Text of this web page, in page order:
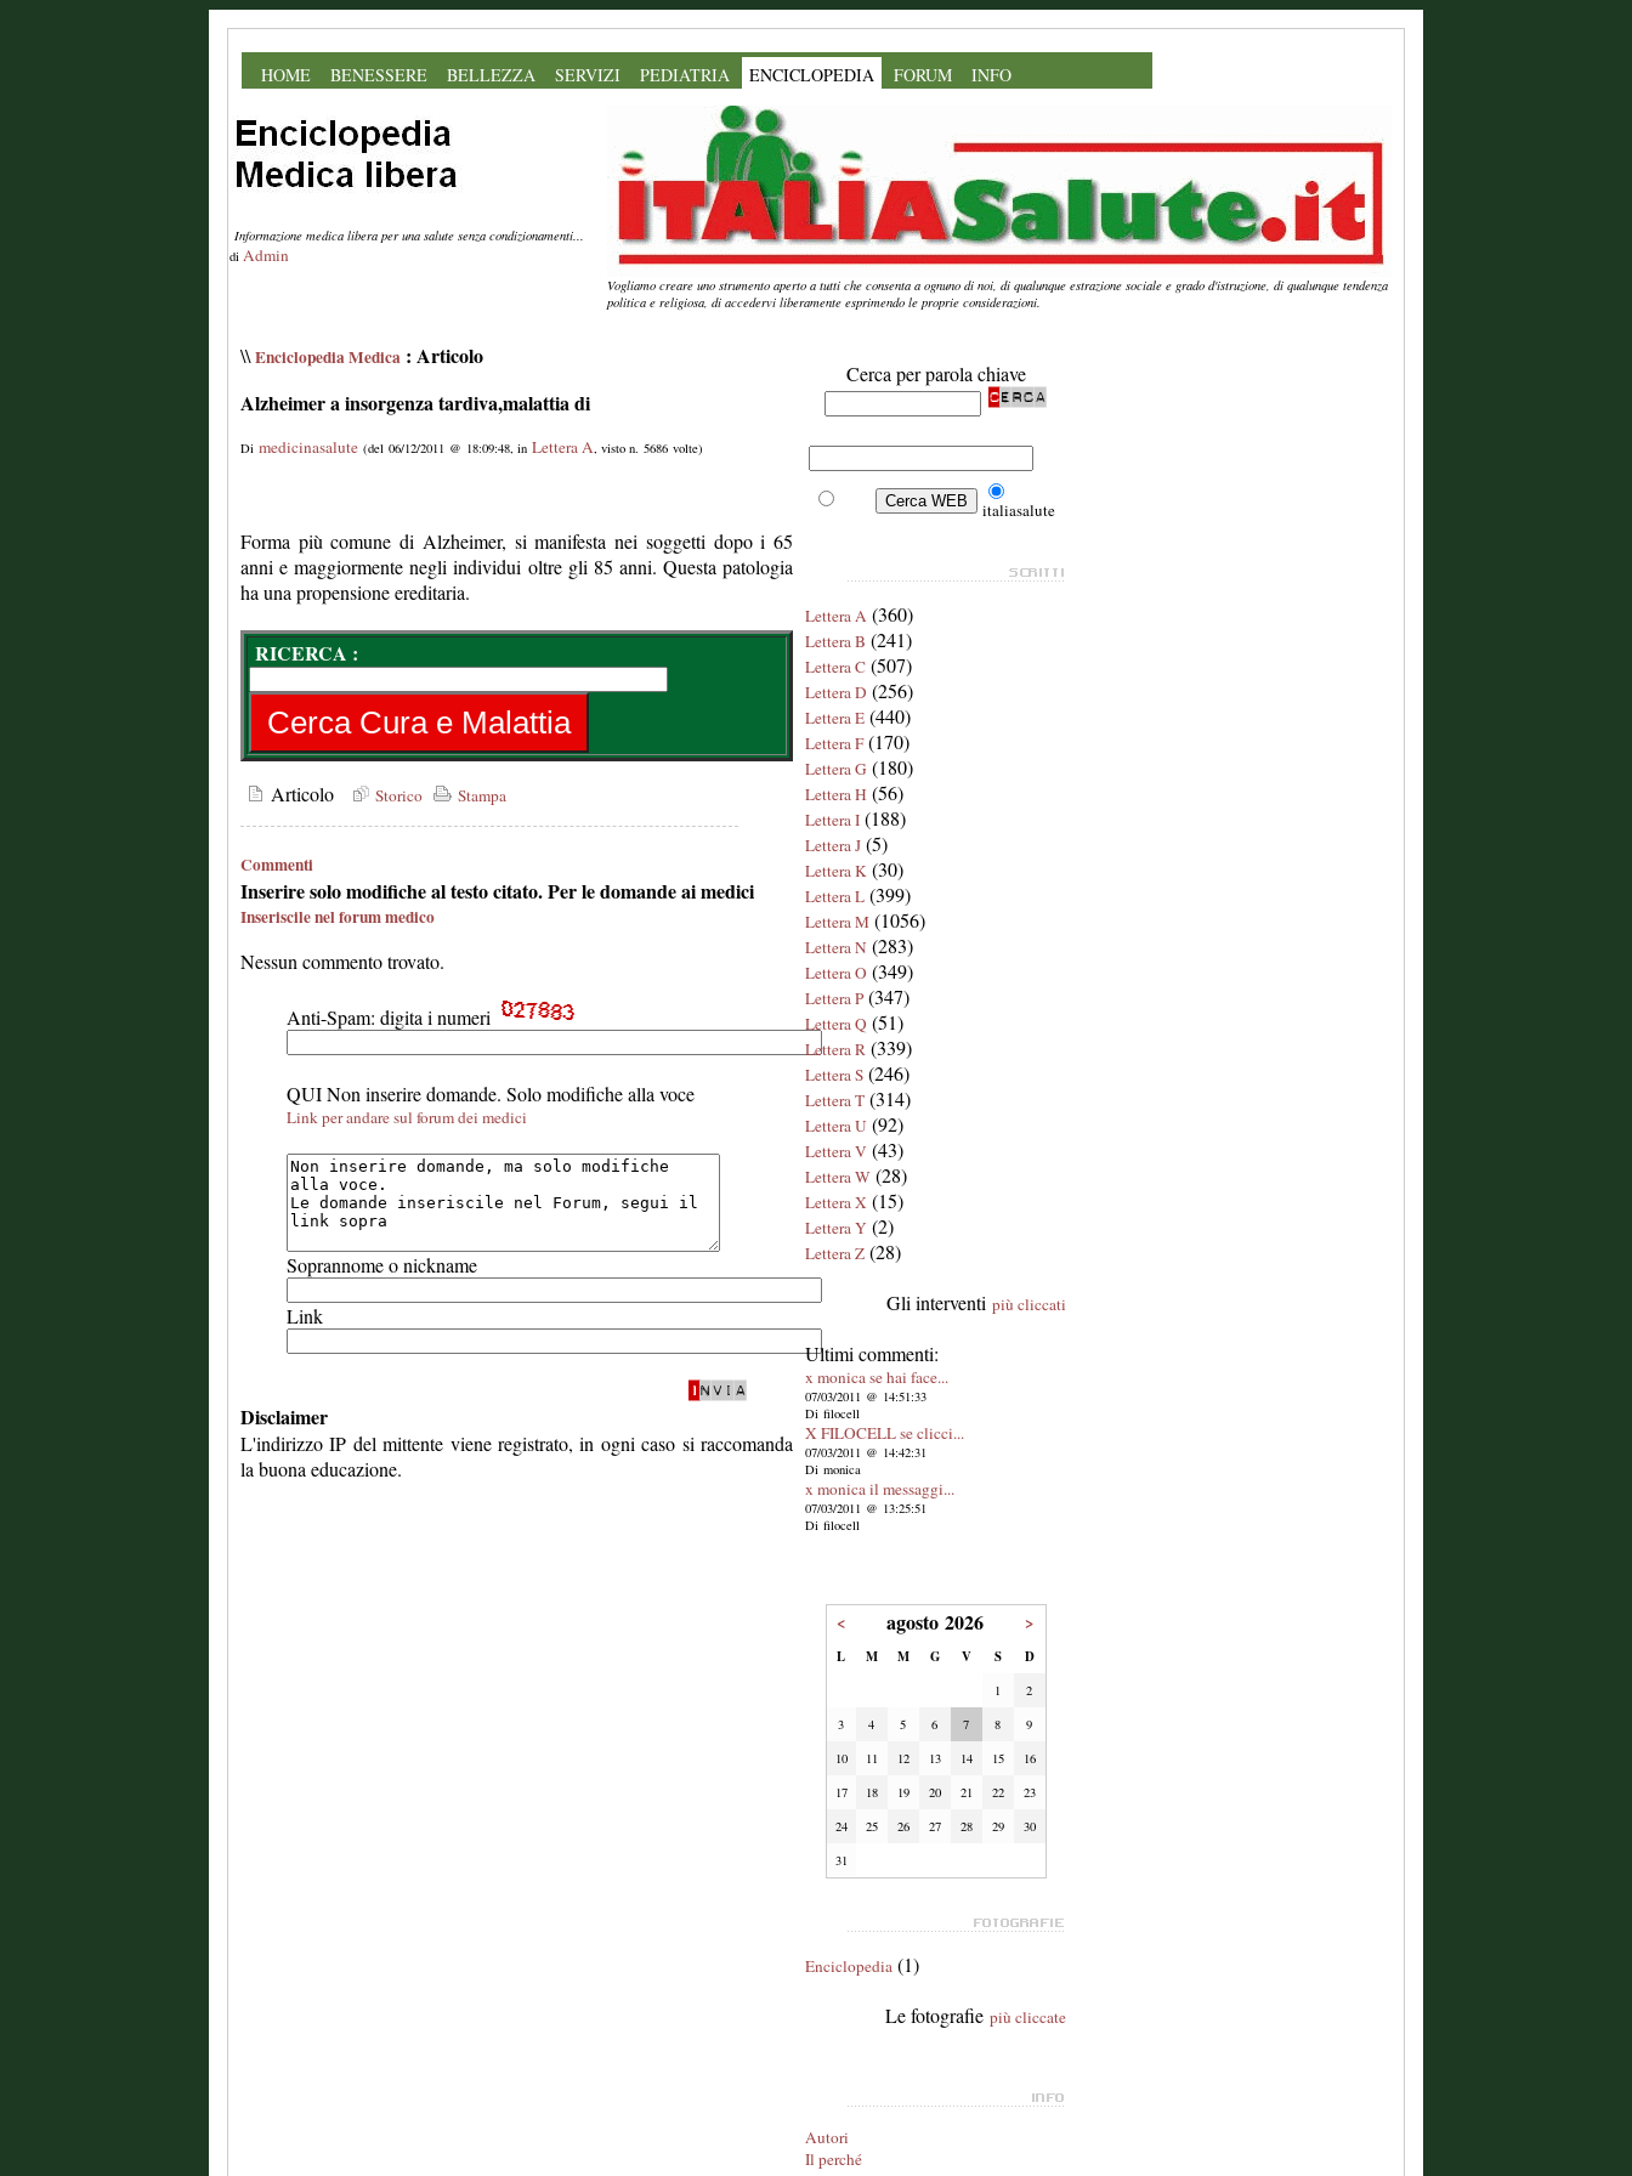
HOME BENESSERE BELLEZZA SERVIZI PEDIATRIA ENCICLOPEDIA FORUM INFO
Informazione medica libera per una salute senza condizionamenti...
di Admin
Vogliamo creare uno strumento aperto a tutti che consenta a ognuno di noi, di qualunque estrazione sociale e grado d'istruzione, di qualunque tendenza
politica e religiosa, di accedervi liberamente esprimendo le proprie considerazioni.
\\Enciclopedia Medica : Articolo
Alzheimer a insorgenza tardiva,malattia di
Di medicinasalute (del 06/12/2011 @ 18:09:48, in Lettera A, visto n. 5686 volte)
Forma più comune di Alzheimer, si manifesta nei soggetti dopo i 65
anni e maggiormente negli individui oltre gli 85 anni. Questa patologia
ha una propensione ereditaria.
RICERCA :
Articolo Storico Stampa
Commenti
Inserire solo modifiche al testo citato. Per le domande ai medici
Inseriscile nel forum medico
Nessun commento trovato.
Anti-Spam: digita i numeri
QUI Non inserire domande. Solo modifiche alla voce
Link per andare sul forum dei medici
Soprannome o nickname
Link
Disclaimer
L'indirizzo IP del mittente viene registrato, in ogni caso si raccomanda
la buona educazione.
Cerca per parola chiave
italiasalute
Lettera A (360)
Lettera B (241)
Lettera C (507)
Lettera D (256)
Lettera E (440)
Lettera F(170)
Lettera G (180)
Lettera H (56)
Lettera I (188)
Lettera J (5)
Lettera K (30)
Lettera L (399)
Lettera M (1056)
Lettera N (283)
Lettera O (349)
Lettera P(347)
Lettera Q (51)
Lettera R (339)
Lettera S (246)
Lettera T (314)
Lettera U (92)
Lettera V (43)
Lettera W (28)
Lettera X (15)
Lettera Y (2)
Lettera Z (28)
Gli interventi più cliccati
Ultimi commenti:
x monica se hai face...
07/03/2011 @ 14:51:33
Di filocell
X FILOCELL se clicci...
07/03/2011 @ 14:42:31
Di monica
x monica il messaggi...
07/03/2011 @ 13:25:51
Di filocell
< agosto 2026 >
L M M G V S D
1
2
3
4 5 6 7 8
9
10
11 12 13 14 15
16
17
18 19 20 21 22
23
24
25 26 27 28 29
30
31
Enciclopedia (1)
Le fotografie più cliccate
Autori
Il perché